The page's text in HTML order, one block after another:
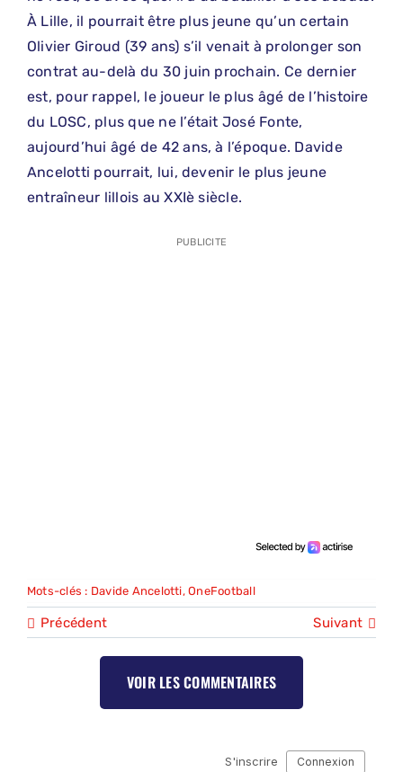
À Lille, il pourrait être plus jeune qu’un certain
Olivier Giroud (39 ans) s’il venait à prolonger son
contrat au-delà du 30 juin prochain. Ce dernier
est, pour rappel, le joueur le plus âgé de l’histoire
du LOSC, plus que ne l’était José Fonte,
aujourd’hui âgé de 42 ans, à l’époque. Davide
Ancelotti pourrait, lui, devenir le plus jeune
entraîneur lillois au XXIè siècle.
PUBLICITE
Mots-clés : Davide Ancelotti,OneFootball
Précédent Suivant
VOIR LES COMMENTAIRES